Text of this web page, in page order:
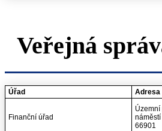
Veřejná
Úřad Adresa
Finanční úřad
Územní
66901